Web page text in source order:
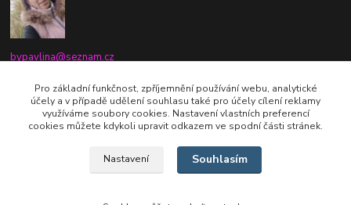
bypavlina@seznam.cz
+420774917196
Fb stránka - By pavlina
Pro základní funkčnost, zpříjemnění používání webu, analytické
účely a v případě udělení souhlasu také pro účely cílení reklamy
využíváme soubory cookies. Nastavení vlastních preferencí
cookies můžete kdykoli upravit odkazem ve spodní části stránek.
Nastavení Souhlasím